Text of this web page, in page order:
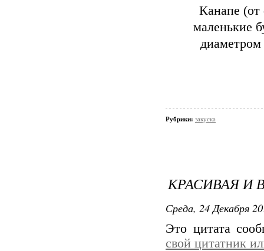
Канапе (от
маленькие
Рубрики: закуска
КРАСИВАЯ И
Среда, 24 Декабря
Это цитата
свой цитатник